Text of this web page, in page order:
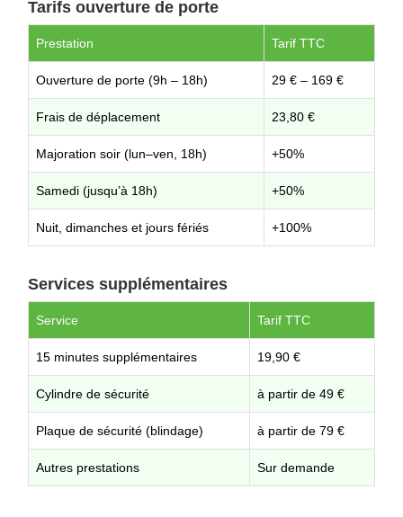
Tarifs ouverture de porte
Prestation Tarif TTC
Ouverture de porte (9h – 18h) 29 € – 169 €
Frais de déplacement 23,80 €
Majoration soir (lun–ven, 18h) +50%
Samedi (jusqu’à 18h) +50%
Nuit, dimanches et jours fériés +100%
Services supplémentaires
Service Tarif TTC
15 minutes supplémentaires 19,90 €
Cylindre de sécurité à partir de 49 €
Plaque de sécurité (blindage) à partir de 79 €
Autres prestations Sur demande